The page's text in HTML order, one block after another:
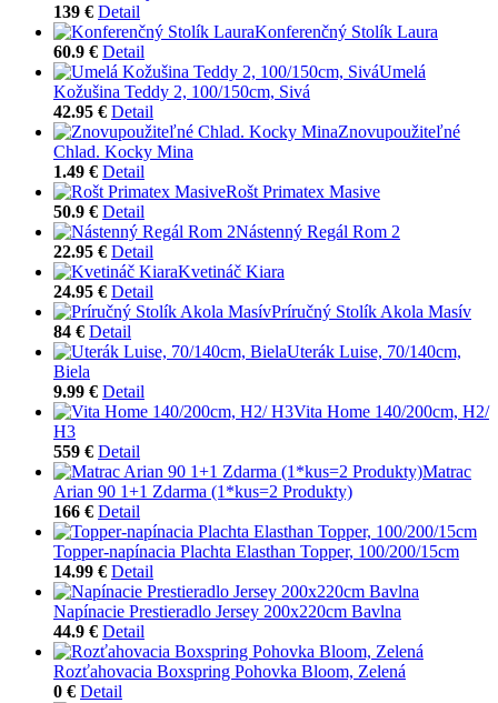
139 € Detail
Konferenčný Stolík Laura
60.9 € Detail
Umelá
Kožušina Teddy 2, 100/150cm, Sivá
42.95 € Detail
Znovupoužiteľné
Chlad. Kocky Mina
1.49 € Detail
Rošt Primatex Masive
50.9 € Detail
Nástenný Regál Rom 2
22.95 € Detail
Kvetináč Kiara
24.95 € Detail
Príručný Stolík Akola Masív
84 € Detail
Uterák Luise, 70/140cm,
Biela
9.99 € Detail
Vita Home 140/200cm, H2/
H3
559 € Detail
Matrac
Arian 90 1+1 Zdarma (1*kus=2 Produkty)
166 € Detail
Topper-napínacia Plachta Elasthan Topper, 100/200/15cm
14.99 € Detail
Napínacie Prestieradlo Jersey 200x220cm Bavlna
44.9 € Detail
Rozťahovacia Boxspring Pohovka Bloom, Zelená
0 € Detail